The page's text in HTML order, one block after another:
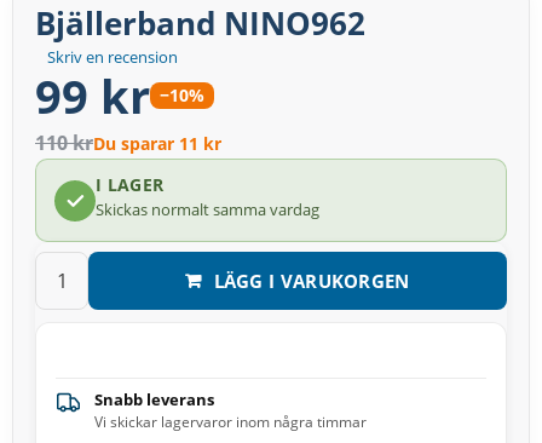
Skriv en recension
Bjällerband NINO962
99 kr −10%
110 krDu sparar 11 kr
I LAGER
Skickas normalt samma vardag
LÄGG I VARUKORGEN
Snabb leverans
Vi skickar lagervaror inom några timmar